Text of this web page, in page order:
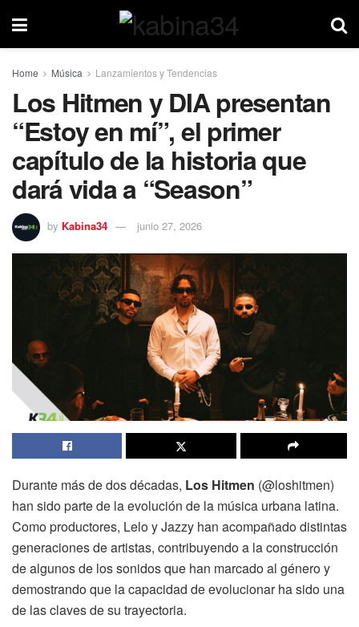
Home Música Lanzamientos y Tendencias
Los Hitmen y DIA presentan
“Estoy en mí”, el primer
capítulo de la historia que
dará vida a “Season”
by Kabina34 junio 27, 2026
Durante más de dos décadas, Los Hitmen (@loshitmen)
han sido parte de la evolución de la música urbana latina.
Como productores, Lelo y Jazzy han acompañado distintas
generaciones de artistas, contribuyendo a la construcción
de algunos de los sonidos que han marcado al género y
demostrando que la capacidad de evolucionar ha sido una
de las claves de su trayectoria.